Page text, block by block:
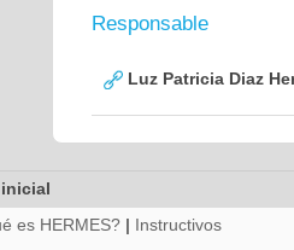
Responsable
Luz Patricia Diaz
es HERMES? | Instructivos